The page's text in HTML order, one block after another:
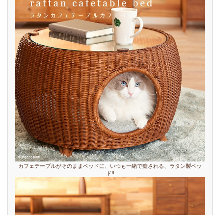
カフェテーブルがそのままベッドに、いつも一緒で癒される、ラタン製ベッ
ド!!